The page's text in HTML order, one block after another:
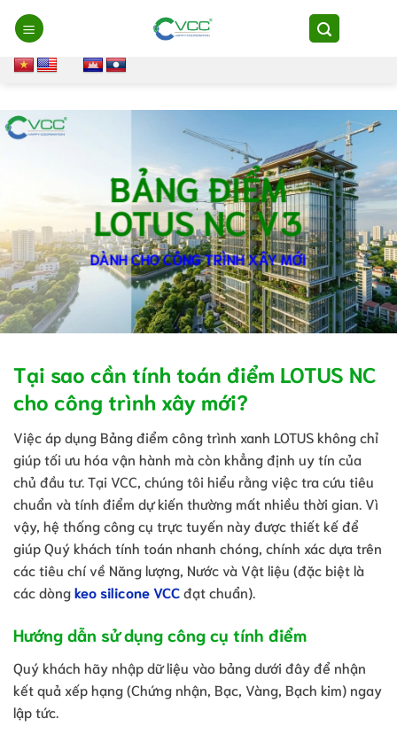
Chuyển
đến
nội
dung
BẢNG ĐIỂM
LOTUS NC V3
DÀNH CHO CÔNG TRÌNH XÂY MỚI
Tại sao cần tính toán điểm LOTUS NC
cho công trình xây mới?
Việc áp dụng Bảng điểm công trình xanh LOTUS không chỉ
giúp tối ưu hóa vận hành mà còn khẳng định uy tín của
chủ đầu tư. Tại VCC, chúng tôi hiểu rằng việc tra cứu tiêu
chuẩn và tính điểm dự kiến thường mất nhiều thời gian. Vì
vậy, hệ thống công cụ trực tuyến này được thiết kế để
giúp Quý khách tính toán nhanh chóng, chính xác dựa trên
các tiêu chí về Năng lượng, Nước và Vật liệu (đặc biệt là
các dòngkeo silicone VCCđạt chuẩn).
Hướng dẫn sử dụng công cụ tính điểm
Quý khách hãy nhập dữ liệu vào bảng dưới đây để nhận
kết quả xếp hạng (Chứng nhận, Bạc, Vàng, Bạch kim) ngay
lập tức.